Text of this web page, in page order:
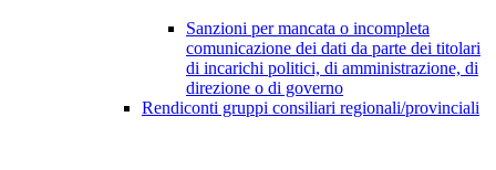
Sanzioni per mancata o incompleta
comunicazione dei dati da parte dei titolari
di incarichi politici, di amministrazione, di
direzione o di governo
Rendiconti gruppi consiliari regionali/provinciali